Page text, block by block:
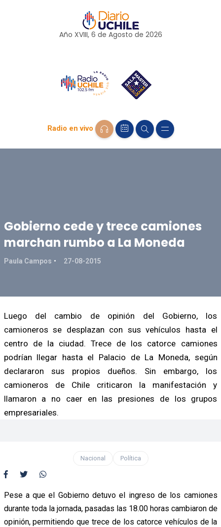
Año XVIII, 6 de Agosto de 2026
Radio en vivo
Gobierno cede y trece camiones
marchan rumbo a La Moneda
Paula Campos 27-08-2015
Luego del cambio de opinión del Gobierno, los
camioneros se desplazan con sus vehículos hasta el
centro de la ciudad. Trece de los catorce camiones
podrían llegar hasta el Palacio de La Moneda, según
declararon sus propios dueños. Sin embargo, los
camioneros de Chile criticaron la manifestación y
llamaron a no caer en las presiones de los grupos
empresariales.
Nacional Política
Pese a que el Gobierno detuvo el ingreso de los camiones
durante toda la jornada, pasadas las 18.00 horas cambiaron de
opinión, permitiendo que trece de los catorce vehículos de la